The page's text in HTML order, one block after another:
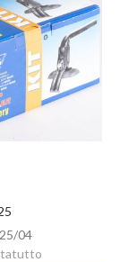
04